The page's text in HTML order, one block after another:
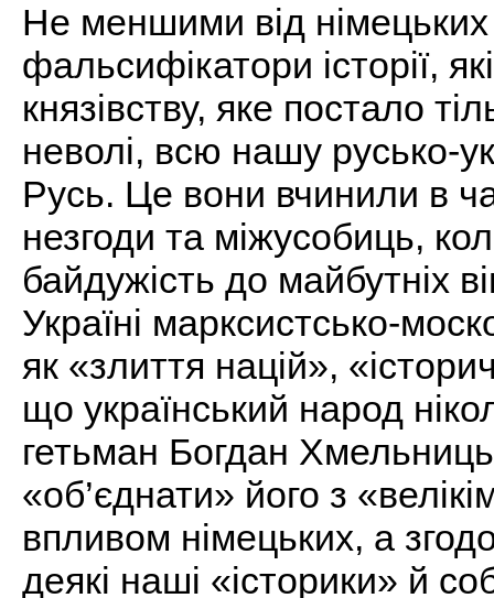
Не меншими від німецьких
фальсифікатори історії,
князівству, яке постало
неволі, всю нашу русько-
Русь. Це вони вчинили в
незгоди та міжусобиць,
байдужість до майбутніх
Україні марксистсько-
як «злиття націй»,
що український народ
гетьман Богдан
«об’єднати» його з
впливом німецьких, а
деякі наші «історики» й